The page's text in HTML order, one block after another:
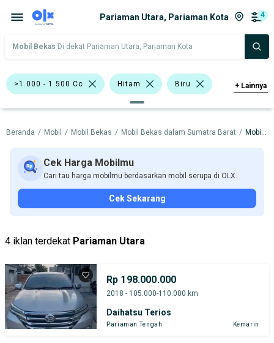
Pariaman Utara, Pariaman Kota 4
Mobil Bekas Di dekat Pariaman Utara, Pariaman Kota
>1.000 - 1.500 Cc Hitam Biru
Silver Putih Kuning
Daihatsu Terios Nissan Grand Livina
Nissan Livina Daihatsu
Tipe Bodi Tipe Membership
+ Lainnya
Beranda / Mobil / Mobil Bekas / Mobil Bekas dalam Sumatra Barat / Mobil Bekas dalam Pariaman Kota
Cek Harga Mobilmu
Cari tau harga mobilmu berdasarkan mobil serupa di OLX.
Cek Sekarang
4 iklan terdekat Pariaman Utara
Rp 198.000.000
2018 - 105.000-110.000 km
Daihatsu Terios
Pariaman Tengah Kemarin